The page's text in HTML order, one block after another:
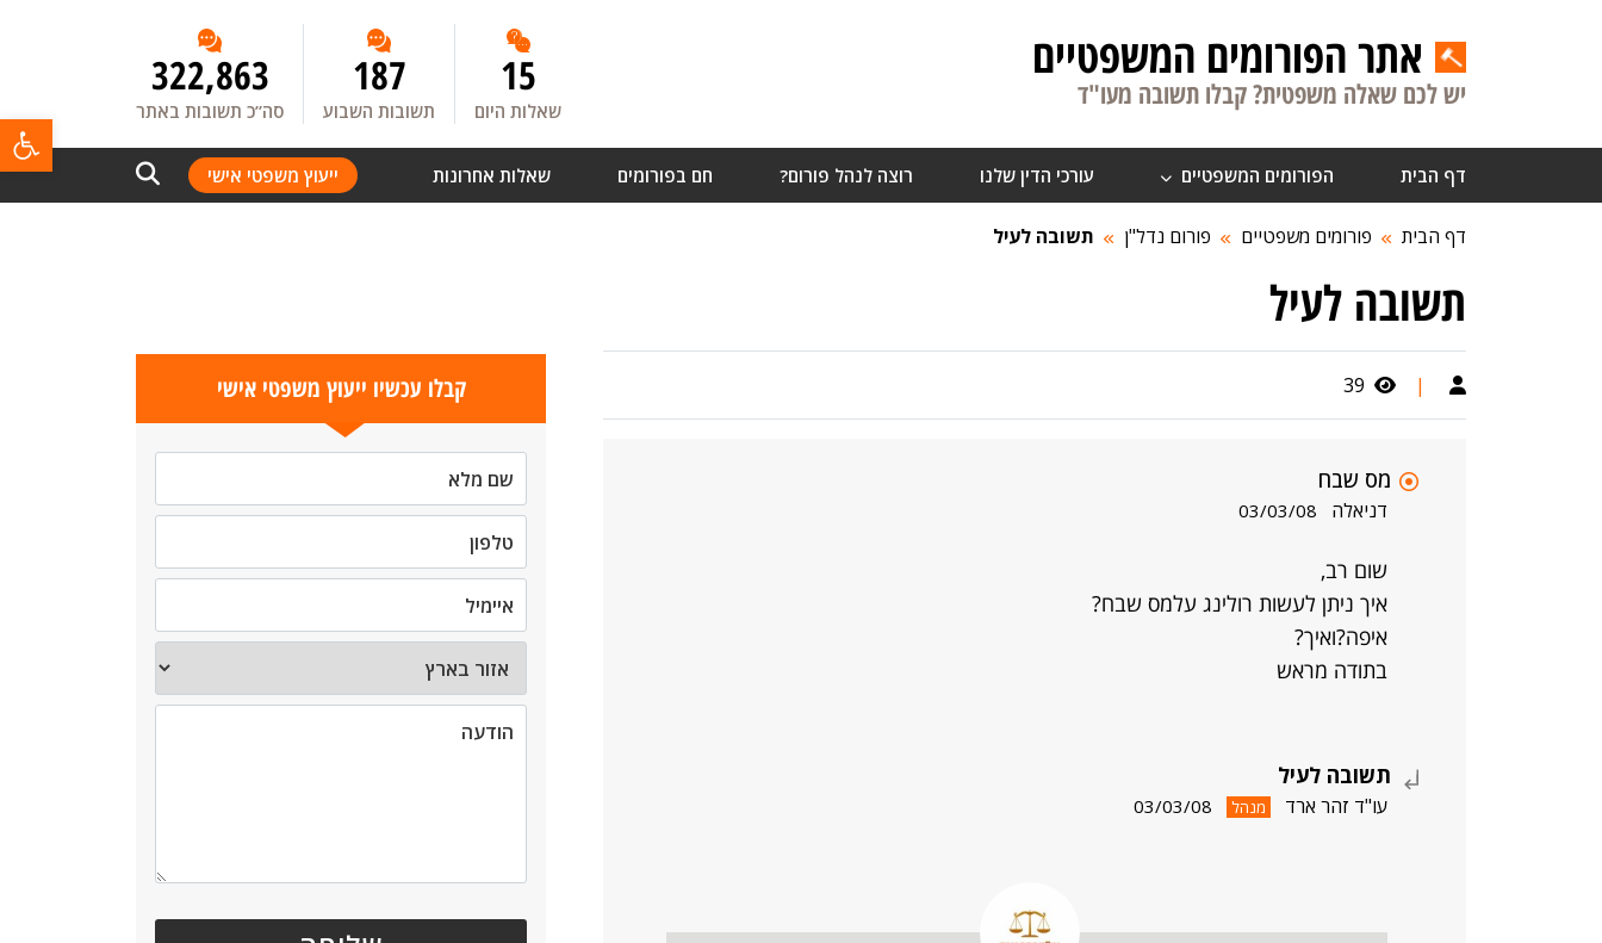
אתר הפורומים המשפטיים
יש לכם שאלה משפטית? קבלו תשובה מעו"ד 15
שאלות היום
187
תשובות השבוע
322,863
סה”כ תשובות באתר
דף הבית הפורומים המשפטיים עורכי הדין שלנו רוצה לנהל פורום? חם בפורומים שאלות אחרונות ייעוץ משפטי אישי
דף הבית פורומים משפטיים פורום נדל"ן תשובה לעיל
תשובה לעיל
|
39
מס שבח
דניאלה 03/03/08
שום רב,
איך ניתן לעשות רולינג עלמס שבח?
איפה?ואיך?
בתודה מראש
תשובה לעיל
עו"ד זהר ארד מנהל 03/03/08
קבלו עכשיו ייעוץ משפטי אישי